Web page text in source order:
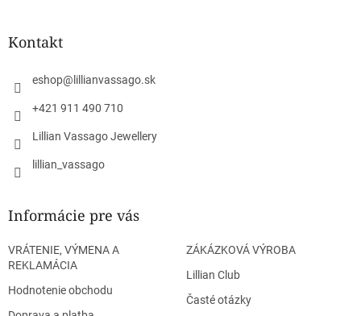
Kontakt
eshop@ lillianvassago.sk
+421 911 490 710
Lillian Vassago Jewellery
lillian_vassago
Informácie pre vás
VRÁTENIE, VÝMENA A
REKLAMÁCIA
Hodnotenie obchodu
ZÁKÁZKOVÁ VÝROBA
Lillian Club
Časté otázky